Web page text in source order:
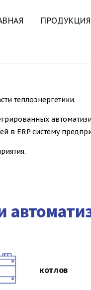
ПРОДУКЦИЯ
теплоэнергетики.
в ERP систему
котлов